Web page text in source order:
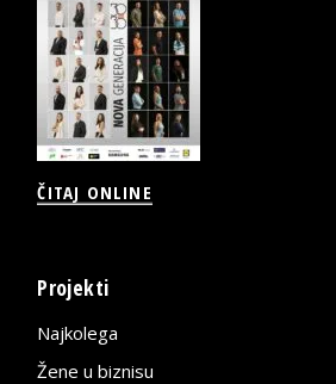
ČITAJ ONLINE
Projekti
Najkolega
Žene u biznisu